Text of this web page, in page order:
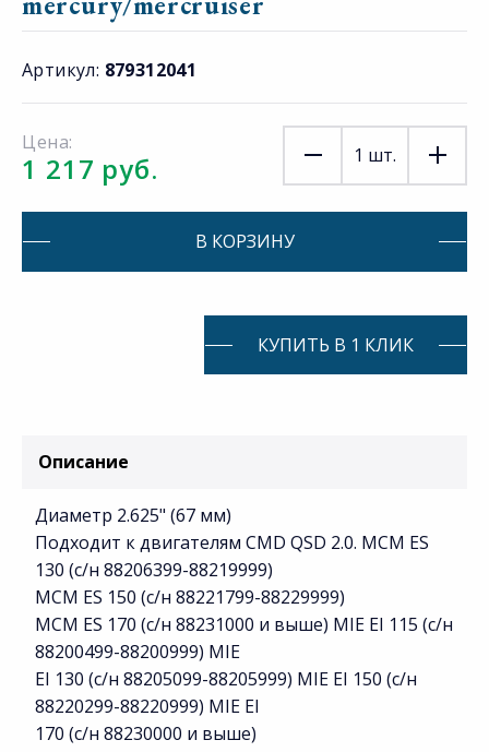
Артикул: 879312041
Цена:
1 217 руб. 1 шт.
В КОРЗИНУ
КУПИТЬ В 1 КЛИК
Описание
Диаметр 2.625" (67 мм)
Подходит к двигателям CMD QSD 2.0. MCM ES
130 (с/н 88206399-88219999)
MCM ES 150 (с/н 88221799-88229999)
MCM ES 170 (с/н 88231000 и выше) MIE EI 115 (с/н
88200499-88200999) MIE
EI 130 (с/н 88205099-88205999) MIE EI 150 (с/н
88220299-88220999) MIE EI
170 (с/н 88230000 и выше)